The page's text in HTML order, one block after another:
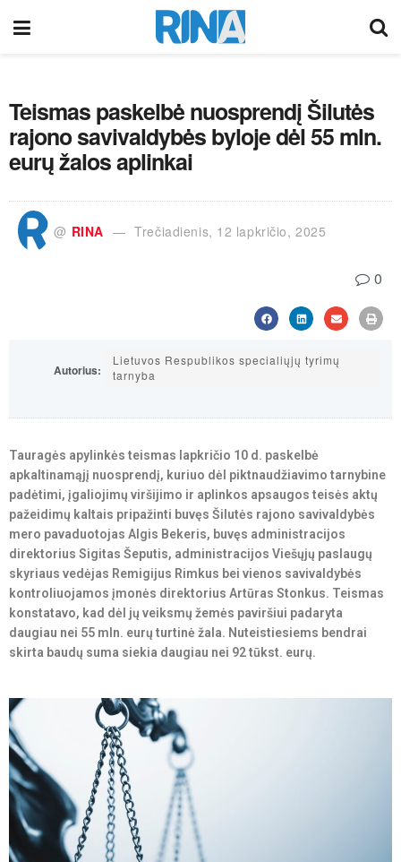
Teismas paskelbė nuosprendį Šilutės
rajono savivaldybės byloje dėl 55 mln.
eurų žalos aplinkai
@ RINA Trečiadienis, 12 lapkričio, 2025
0
Autorius:
Lietuvos Respublikos specialiųjų tyrimų
tarnyba
Tauragės apylinkės teismas lapkričio 10 d. paskelbė
apkaltinamąjį nuosprendį, kuriuo dėl piktnaudžiavimo tarnybine
padėtimi, įgaliojimų viršijimo ir aplinkos apsaugos teisės aktų
pažeidimų kaltais pripažinti buvęs Šilutės rajono savivaldybės
mero pavaduotojas Algis Bekeris, buvęs administracijos
direktorius Sigitas Šeputis, administracijos Viešųjų paslaugų
skyriaus vedėjas Remigijus Rimkus bei vienos savivaldybės
kontroliuojamos įmonės direktorius Artūras Stonkus. Teismas
konstatavo, kad dėl jų veiksmų žemės paviršiui padaryta
daugiau nei 55 mln. eurų turtinė žala. Nuteistiesiems bendrai
skirta baudų suma siekia daugiau nei 92 tūkst. eurų.